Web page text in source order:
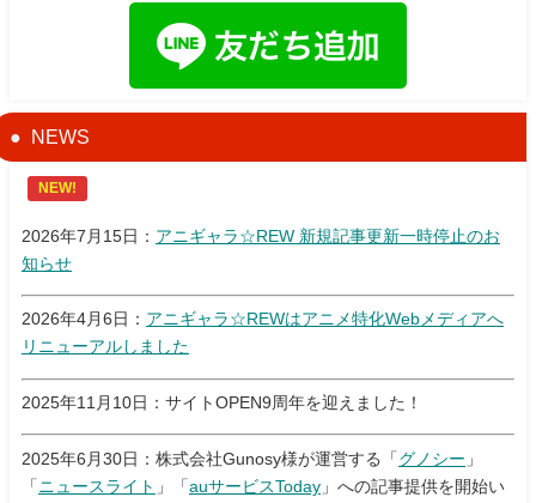
NEWS
NEW!
2026年7月15日： アニギャラ☆REW 新規記事更新一時停止のお
知らせ
2026年4月6日： アニギャラ☆REWはアニメ特化Webメディアへ
リニューアルしました
2025年11月10日：サイトOPEN9周年を迎えました！
2025年6月30日：株式会社Gunosy様が運営する「 グノシー 」
「 ニュースライト 」「auサービスToday 」への記事提供を開始い